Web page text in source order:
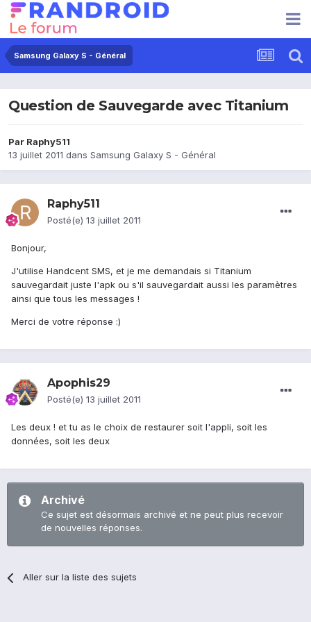
Samsung Galaxy S - Général
Question de Sauvegarde avec Titanium
Par Raphy511
13 juillet 2011 dans Samsung Galaxy S - Général
Raphy511
Posté(e) 13 juillet 2011
Bonjour,
J'utilise Handcent SMS, et je me demandais si Titanium
sauvegardait juste l'apk ou s'il sauvegardait aussi les paramètres
ainsi que tous les messages !
Merci de votre réponse :)
Apophis29
Posté(e) 13 juillet 2011
Les deux ! et tu as le choix de restaurer soit l'appli, soit les
données, soit les deux
Archivé
Ce sujet est désormais archivé et ne peut plus recevoir
de nouvelles réponses.
Aller sur la liste des sujets